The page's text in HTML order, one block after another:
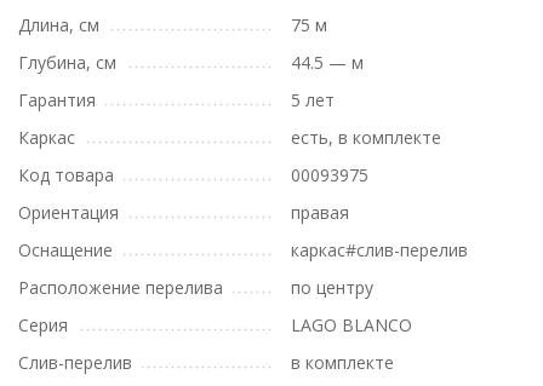
Длина, см
75 м
Глубина, см
44.5 — м
Гарантия
5 лет
Каркас
есть, в комплекте
Код товара
00093975
Ориентация
правая
Оснащение
каркас#слив-перелив
Расположение перелива
по центру
Серия
LAGO BLANCO
Слив-перелив
в комплекте